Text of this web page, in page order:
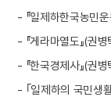
- 『일제하한국농민
- 『게라마열도』(권
- 『한국경제사』(권
- ｢일제하의 국민생